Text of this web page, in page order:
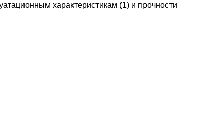
характеристикам (1) и прочности